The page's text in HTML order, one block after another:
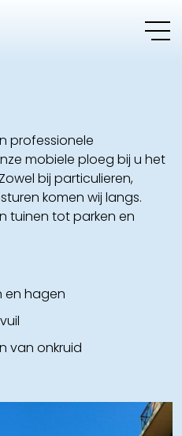
professionele
mobiele ploeg bij u het
bij particulieren,
komen wij langs.
tuinen tot parken en
en hagen
van onkruid